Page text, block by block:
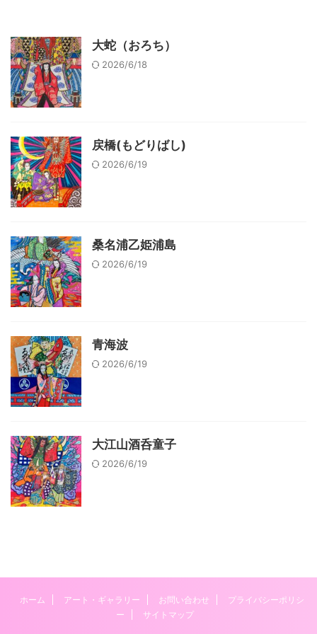
大蛇（おろち）
2026/6/18
戻橋(もどりばし)
2026/6/19
桑名浦乙姫浦島
2026/6/19
青海波
2026/6/19
大江山酒呑童子
2026/6/19
ホーム アート・ギャラリー お問い合わせ
プライバシーポリシ
ー
サイトマップ